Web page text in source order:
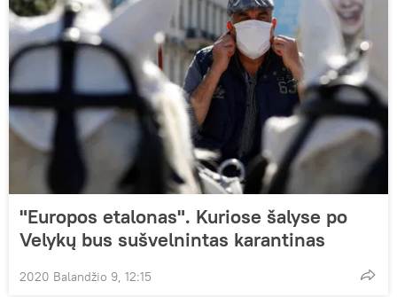
"Europos etalonas". Kuriose šalyse po
Velykų bus sušvelnintas karantinas
2020 Balandžio 9, 12:15